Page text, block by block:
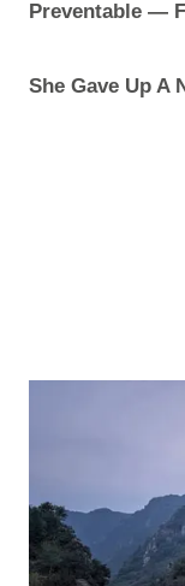
Preventable —
She Gave Up A